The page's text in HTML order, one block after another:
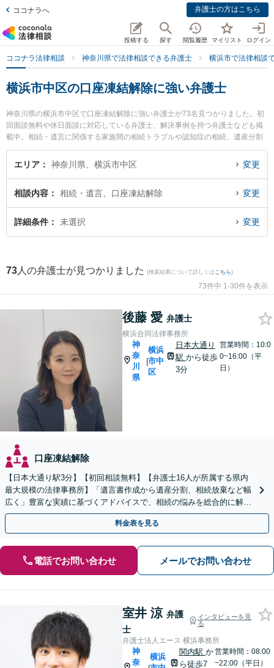
ココナラへ 弁護士の方はこちら
投稿する 探す 閲覧履歴 マイリスト ログイン
ココナラ法律相談 神奈川県で法律相談できる弁護士 横浜市で法律相談
横浜市中区の口座凍結解除に強い弁護士
神奈川県の横浜市中区で口座凍結解除に強い弁護士が73名見つかりました。初
回面談無料や休日面談に対応している弁護士、解決事例を持つ弁護士なども掲
載中。相続・遺言に関係する家族間の相続トラブルや認知症の相続、遺産分割
等の細かな分野での絞り込み検索もでき便利です。特に横浜合同法律事務所の
後藤 愛弁護士や弁護士法人エース 横浜事務所の室井 涼弁護士、手塚・伊藤・
ラブルを今すぐに弁護士に相談したい』『口座凍結解除のトラブル解決の実績
豊富な近くの弁護士を検索したい』『初回相談無料で口座凍結解除を法律相談
できる横浜市中区内の弁護士に相談予約したい』などでお困りの相談者さんに
エリア 神奈川県、横浜市中区 変更
相談内容 相続・遺言、口座凍結解除 変更
詳細条件 未選択 変更
73 人の弁護士が見つかりました (検索結果について詳しくは こちら)
73件中 1-30件を表示
後藤 愛 弁護士
横浜合同法律事務所
神
奈
川
県
|
横浜
市中
区
日本大通り
駅 から徒歩
3分
営業時間：10:0
0~16:00（平
日）
口座凍結解除
【日本大通り駅3分】【初回相談無料】【弁護士16人が所属する県内
最大規模の法律事務所】「遺言書作成から遺産分割、相続放棄など幅
広く」豊富な実績に基づくアドバイスで、相続の悩みを総合的に解決
へ導く「相続登記義務化に対応」【WEB面談対応】
料金表を見る
電話でお問い合わせ メールでお問い合わせ
室井 涼 弁護
士
インタビューを見
る
弁護士法人エース 横浜事務所
神
奈
横浜
関内駅 か
ら徒歩7
営業時間：08:00
~22:00（平日）